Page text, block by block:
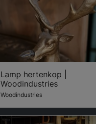
Lamp hertenkop |
Woodindustries
Woodindustries